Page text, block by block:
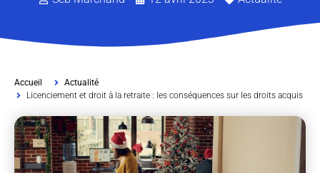
Accueil
Actualité
Licenciement et droit à la retraite : les conséquences sur les droits acquis